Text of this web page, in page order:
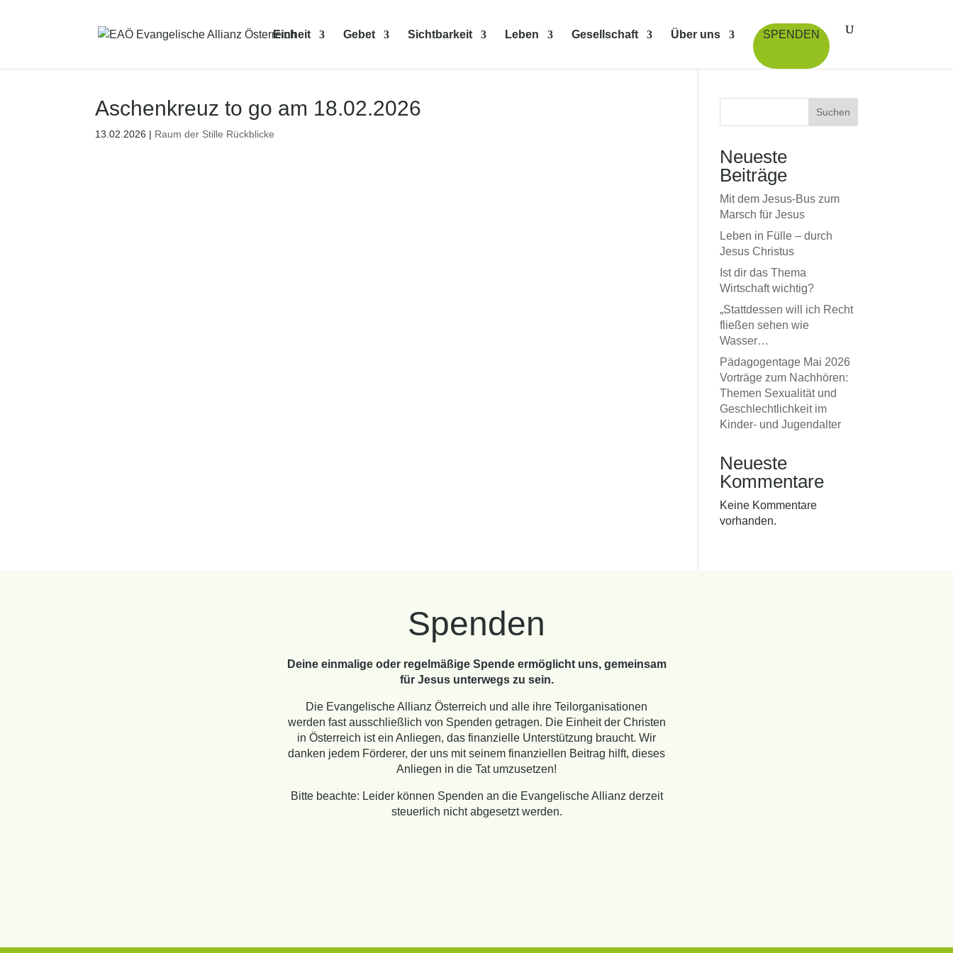
Einheit Gebet Sichtbarkeit Leben Gesellschaft Über uns SPENDEN
Aschenkreuz to go am 18.02.2026
13.02.2026 | Raum der Stille Rückblicke
Suchen
Neueste
Beiträge
Mit dem Jesus-Bus zum
Marsch für Jesus
Leben in Fülle – durch
Jesus Christus
Ist dir das Thema
Wirtschaft wichtig?
„Stattdessen will ich Recht
fließen sehen wie
Wasser…
Pädagogentage Mai 2026
Vorträge zum Nachhören:
Themen Sexualität und
Geschlechtlichkeit im
Kinder- und Jugendalter
Neueste
Kommentare
Keine Kommentare
vorhanden.
Spenden
Deine einmalige oder regelmäßige Spende ermöglicht uns, gemeinsam
für Jesus unterwegs zu sein.
Die Evangelische Allianz Österreich und alle ihre Teilorganisationen
werden fast ausschließlich von Spenden getragen. Die Einheit der Christen
in Österreich ist ein Anliegen, das finanzielle Unterstützung braucht. Wir
danken jedem Förderer, der uns mit seinem finanziellen Beitrag hilft, dieses
Anliegen in die Tat umzusetzen!
Bitte beachte: Leider können Spenden an die Evangelische Allianz derzeit
steuerlich nicht abgesetzt werden.